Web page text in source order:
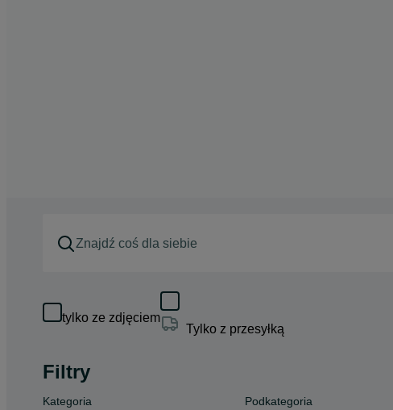
tylko ze zdjęciem
Tylko z przesyłką
Filtry
Kategoria Podkategoria